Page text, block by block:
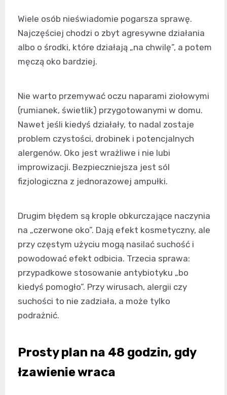
Wiele osób nieświadomie pogarsza sprawę.
Najczęściej chodzi o zbyt agresywne działania
albo o środki, które działają „na chwilę”, a potem
męczą oko bardziej.
Nie warto przemywać oczu naparami ziołowymi
(rumianek, świetlik) przygotowanymi w domu.
Nawet jeśli kiedyś działały, to nadal zostaje
problem czystości, drobinek i potencjalnych
alergenów. Oko jest wrażliwe i nie lubi
improwizacji. Bezpieczniejsza jest sól
fizjologiczna z jednorazowej ampułki.
Drugim błędem są krople obkurczające naczynia
na „czerwone oko”. Dają efekt kosmetyczny, ale
przy częstym użyciu mogą nasilać suchość i
powodować efekt odbicia. Trzecia sprawa:
przypadkowe stosowanie antybiotyku „bo
kiedyś pomogło”. Przy wirusach, alergii czy
suchości to nie zadziała, a może tylko
podrażnić.
Prosty plan na 48 godzin, gdy
łzawienie wraca